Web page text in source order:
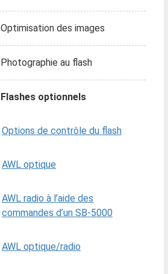
Optimisation des images
Photographie au flash
Flashes optionnels
Options de contrôle du flash
AWL optique
AWL radio à l’aide des
commandes d’un SB-5000
AWL optique/radio